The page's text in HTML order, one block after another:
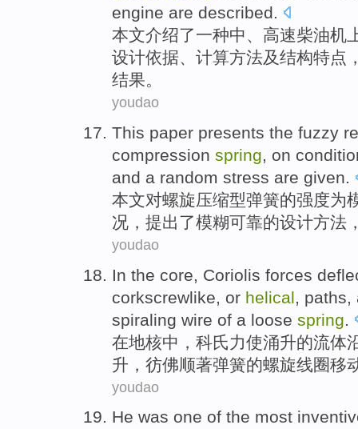
engine are described.
本文介绍了一种中、高速柴油机
设计依据、 计算方法及结构特点
结果。
youdao
This paper presents the fuzzy
compression spring, on
and a random stress are given.
本文对螺旋压缩型弹簧的强度为
况 ，提出了模糊可靠的设计方法
youdao
In the core Coriolis forces
corkscrewlike, or helical paths
spiraling wire of a loose spring
在地核中，科氏力使涌升的流体
升，彷佛顺著弹簧的螺旋线圈移
youdao
He was one of the most